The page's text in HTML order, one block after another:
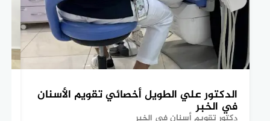
الدكتور علي الطويل أخصائي تقويم الأسنان
في الخبر
دكتور تقويم أسنان في الخبر